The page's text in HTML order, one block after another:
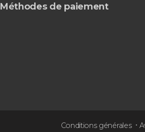
Méthodes de paiement
Conditions générales